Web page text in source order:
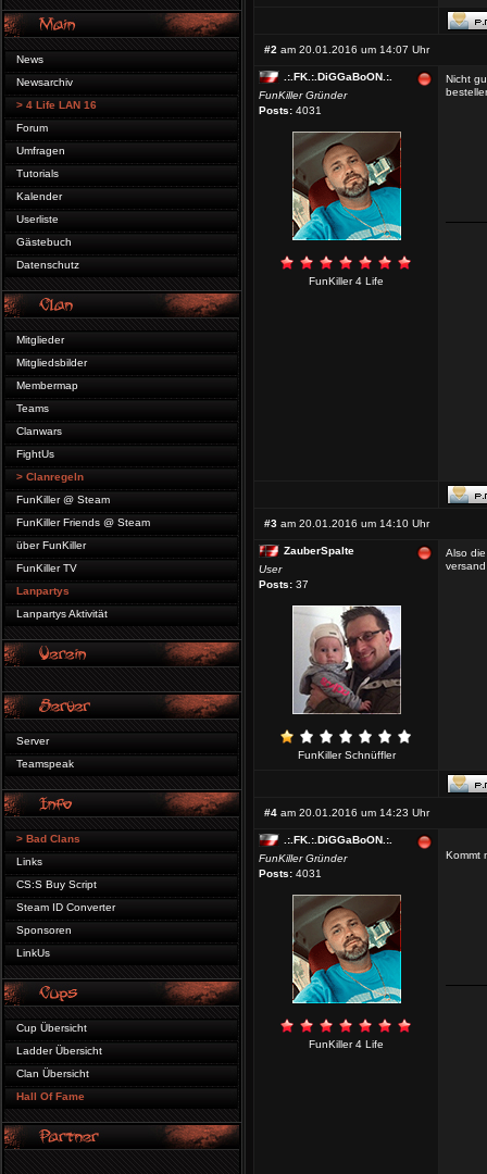
News
Newsarchiv
> 4 Life LAN 16
Forum
Umfragen
Tutorials
Kalender
Userliste
Gästebuch
Datenschutz
Mitglieder
Mitgliedsbilder
Membermap
Teams
Clanwars
FightUs
> Clanregeln
FunKiller @ Steam
FunKiller Friends @ Steam
über FunKiller
FunKiller TV
Lanpartys
Lanpartys Aktivität
Server
Teamspeak
> Bad Clans
Links
CS:S Buy Script
Steam ID Converter
Sponsoren
LinkUs
Cup Übersicht
Ladder Übersicht
Clan Übersicht
Hall Of Fame
#2 am 20.01.2016 um 14:07 Uhr
.:.FK.:.DiGGaBoON.:.
FunKiller Gründer
Posts: 4031
FunKiller 4 Life
Nicht
#3 am 20.01.2016 um 14:10 Uhr
ZauberSpalte
User
Posts: 37
FunKiller Schnüffler
Also
#4 am 20.01.2016 um 14:23 Uhr
.:.FK.:.DiGGaBoON.:.
FunKiller Gründer
Posts: 4031
FunKiller 4 Life
Kommt